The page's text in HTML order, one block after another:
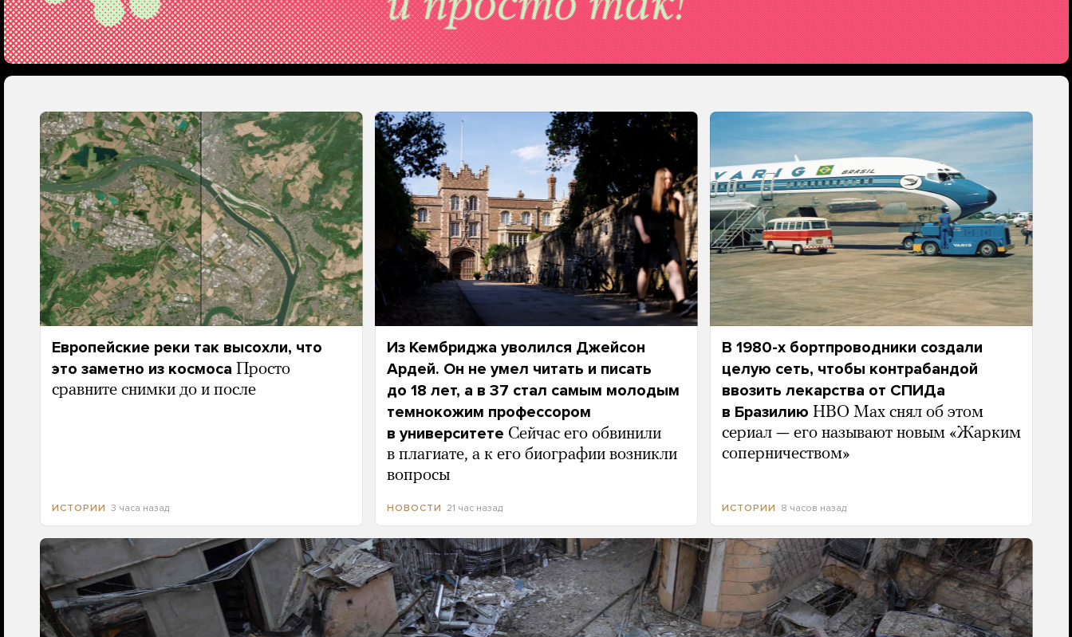
Европейские реки так высохли, что
это заметно из космоса Просто
сравните снимки до и после
ИСТОРИИ 3 часа назад
Из Кембриджа уволился Джейсон
Ардей. Он не умел читать и писать
до 18 лет, а в 37 стал самым молодым
темнокожим профессором
в университете Сейчас его обвинили
в плагиате, а к его биографии возникли
вопросы
НОВОСТИ 21 час назад
В 1980-х бортпроводники создали
целую сеть, чтобы контрабандой
ввозить лекарства от СПИДа
в Бразилию HBO Max снял об этом
сериал — его называют новым «Жарким
соперничеством»
ИСТОРИИ 8 часов назад